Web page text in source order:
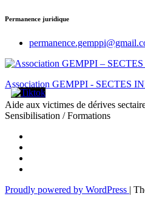
Permanence juridique
Association GEMPPI - SECTES
Aide aux victimes de dérives
Sensibilisation / Formations
Proudly powered by WordPress |